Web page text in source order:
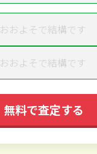
おおよそで結構です
おおよそで結構です
無料で査定する